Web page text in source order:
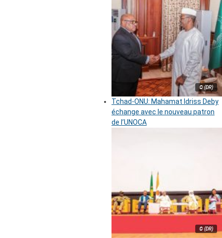
© (DR)
Tchad-ONU: Mahamat Idriss Deby
échange avec le nouveau patron
de l’UNOCA
© (DR)